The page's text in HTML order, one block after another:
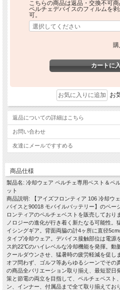
こちらの商品は返品・交換不可商
ペルチェデバイスのフィルムを
可。
購
お
返品についての詳細はこちら
お問い合わせ
友達にメールですすめる
商品仕様
製品名: 冷却ウェア ペルチェ専用ベスト＆ペ
ット
商品説明: 【アイズフロンティア 106 冷却ウ
バイスと90018 モバイルバッテリー】のペー
ロンティアのペルチェベストを販売しており
ノロジーの進化が行き着く新たなる可能性。
イシングギア。背面両脇の計4ヶ所に直径
タイプ冷却ウェア。デバイス接触部位は電源
ス約22℃のハイレベルな冷却機能を発揮。動
クールダウンさせ、猛暑時の疲労軽減を促し
オフ問わず、ゴルフ等あらゆるシーンでその
の商品全バリエーション取り揃え、最短翌日
策と節電の両立を目指して、ペルチェベスト
ン、インナー、付属品まで全て取り揃えてお